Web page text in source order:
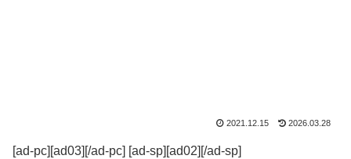
2021.12.15 2026.03.28
[ad-pc][ad03][/ad-pc] [ad-sp][ad02][/ad-sp]